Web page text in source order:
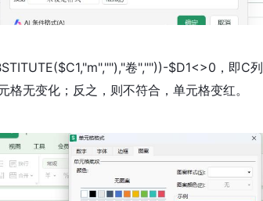
卷",""))-$D1<>0，即C列
无变化；反之，则不符合，单元格变红。